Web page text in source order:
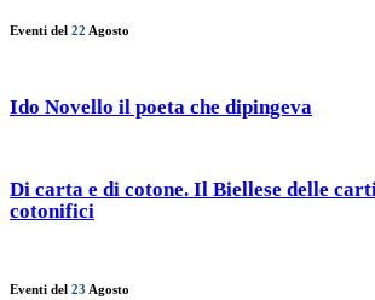
Eventi del 22 Agosto
Ido Novello il poeta che dipingeva
Di carta e di cotone. Il Biellese delle
cotonifici
Eventi del 23 Agosto